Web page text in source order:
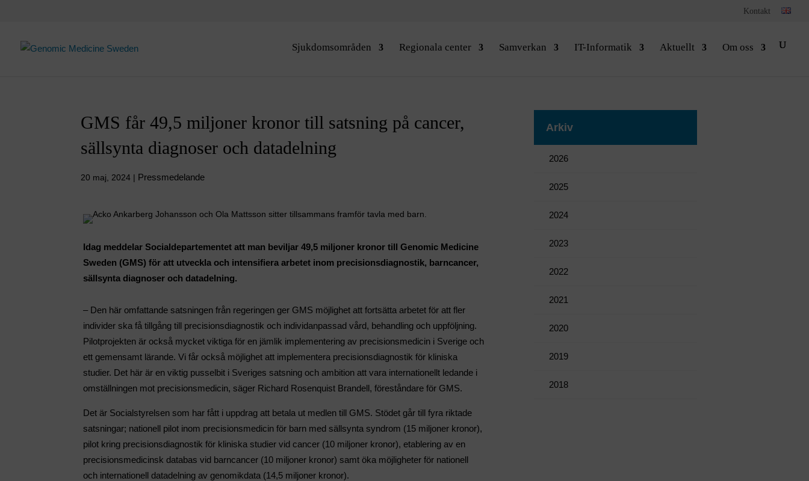
Kontakt
Sjukdomsområden Regionala center Samverkan IT-Informatik Aktuellt Om oss
GMS får 49,5 miljoner kronor till satsning på cancer,
sällsynta diagnoser och datadelning
20 maj, 2024 | Pressmedelande
Idag meddelar Socialdepartementet att man beviljar 49,5 miljoner kronor till Genomic Medicine
Sweden (GMS) för att utveckla och intensifiera arbetet inom precisionsdiagnostik, barncancer,
sällsynta diagnoser och datadelning.
– Den här omfattande satsningen från regeringen ger GMS möjlighet att fortsätta arbetet för att fler
individer ska få tillgång till precisionsdiagnostik och individanpassad vård, behandling och uppföljning.
Pilotprojekten är också mycket viktiga för en jämlik implementering av precisionsmedicin i Sverige och
ett gemensamt lärande. Vi får också möjlighet att implementera precisionsdiagnostik för kliniska
studier. Det här är en viktig pusselbit i Sveriges satsning och ambition att vara internationellt ledande i
omställningen mot precisionsmedicin, säger Richard Rosenquist Brandell, föreståndare för GMS.
Det är Socialstyrelsen som har fått i uppdrag att betala ut medlen till GMS. Stödet går till fyra riktade
satsningar; nationell pilot inom precisionsmedicin för barn med sällsynta syndrom (15 miljoner kronor),
pilot kring precisionsdiagnostik för kliniska studier vid cancer (10 miljoner kronor), etablering av en
precisionsmedicinsk databas vid barncancer (10 miljoner kronor) samt öka möjligheter för nationell
och internationell datadelning av genomikdata (14,5 miljoner kronor).
Arkiv
2026
2025
2024
2023
2022
2021
2020
2019
2018